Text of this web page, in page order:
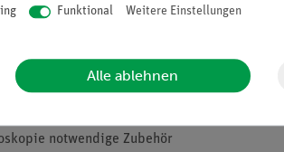
für alle Mikroskopanwendungen
ist
notwendige Zubehör
Funktional Weitere Einstellungen
Alle ablehnen